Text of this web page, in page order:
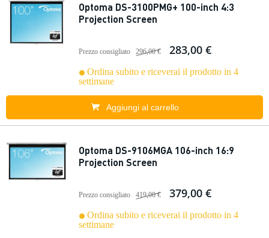
Optoma DS-3100PMG+ 100-inch 4:3
Projection Screen
Prezzo consigliato 296,00 € 283,00 €
Ordina subito e riceverai il prodotto in 4
settimane
Aggiungi al carrello
Optoma DS-9106MGA 106-inch 16:9
Projection Screen
Prezzo consigliato 419,00 € 379,00 €
Ordina subito e riceverai il prodotto in 4
settimane